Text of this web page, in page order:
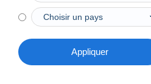
Appliquer